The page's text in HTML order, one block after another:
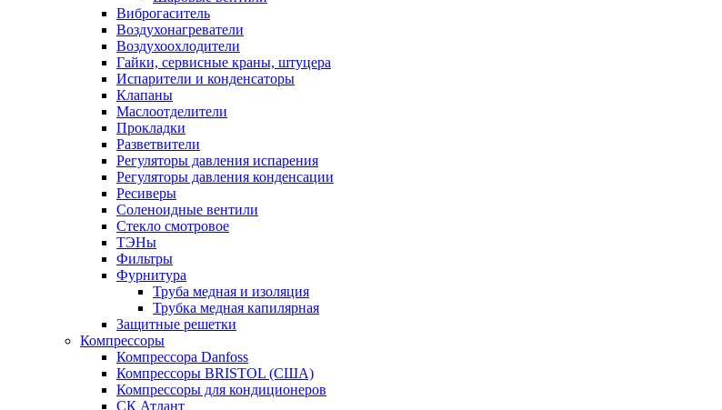
Виброгаситель
Воздухонагреватели
Воздухоохлодители
Гайки, сервисные краны, штуцера
Испарители и конденсаторы
Клапаны
Маслоотделители
Прокладки
Разветвители
Регуляторы давления испарения
Регуляторы давления конденсации
Ресиверы
Соленоидные вентили
Стекло смотровое
ТЭНы
Фильтры
Фурнитура
Труба медная и изоляция
Трубка медная капилярная
Защитные решетки
Компрессоры
Компрессора Danfoss
Компрессоры BRISTOL (США)
Компрессоры для кондиционеров
СК Атлант